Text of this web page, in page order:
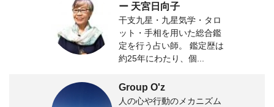
ー 天宮日向子
干支九星・九星気学・タロ
ット・手相を用いた総合鑑
定を行う占い師。 鑑定歴は
約25年にわたり、個...
Group O'z
人の心や行動のメカニズム